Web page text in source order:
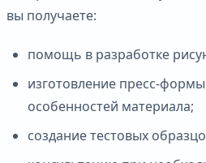
вы получаете:
помощь в разработке
изготовление пресс-
особенностей материала;
создание тестовых